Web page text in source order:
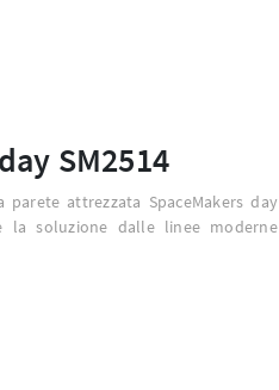
SM2514
attrezzata SpaceMakers day
la soluzione dalle linee moderne